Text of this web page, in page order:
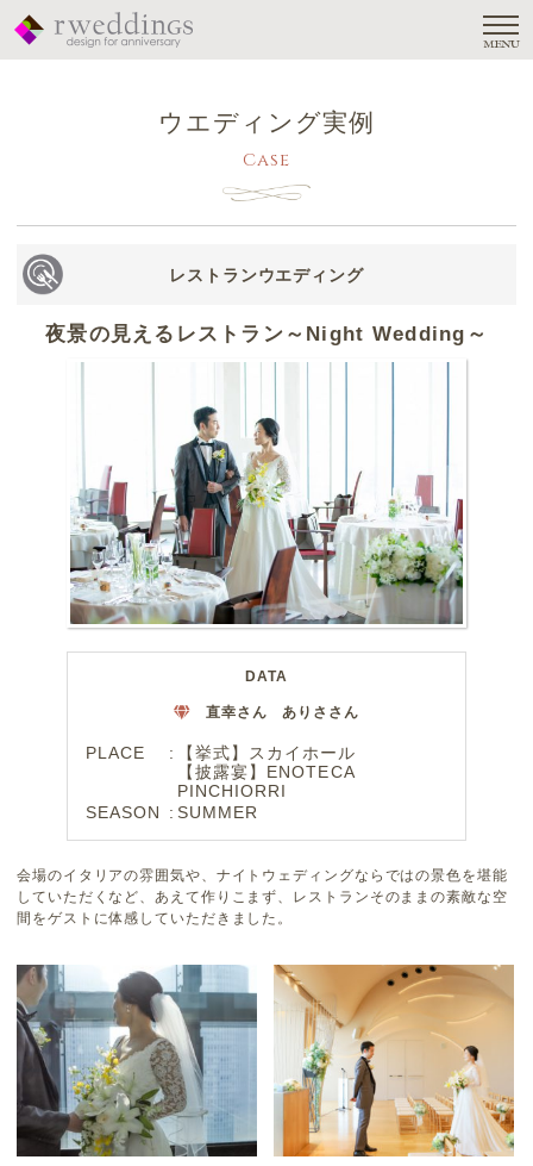
MENU
ウエディング実例
Case
レストランウエディング
夜景の見えるレストラン～Night Wedding～
DATA
直幸さん ありささん
PLACE
【挙式】スカイホール
【披露宴】ENOTECA
PINCHIORRI
SEASON
SUMMER
会場のイタリアの雰囲気や、ナイトウェディングならではの景色を堪能
していただくなど、あえて作りこまず、レストランそのままの素敵な空
間をゲストに体感していただきました。